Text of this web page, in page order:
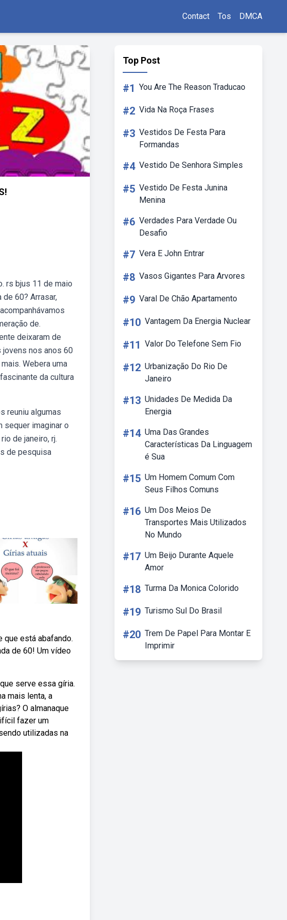
Contact Tos DMCA
rs bjus 11 de maio
60? Arrasar,
de.
deixaram de
nos anos 60
Webera uma
da cultura
reuniu algumas
sequer imaginar o
de janeiro, rj.
de pesquisa
que está abafando.
de 60! Um vídeo
serve essa gíria.
mais lenta, a
O almanaque
fazer um
utilizadas na
Top Post
#1 You Are The Reason Traducao
#2 Vida Na Roça Frases
#3 Vestidos De Festa Para
Formandas
#4 Vestido De Senhora Simples
#5 Vestido De Festa Junina
Menina
#6 Verdades Para Verdade Ou
Desafio
#7 Vera E John Entrar
#8 Vasos Gigantes Para Arvores
#9 Varal De Chão Apartamento
#10 Vantagem Da Energia Nuclear
#11 Valor Do Telefone Sem Fio
#12 Urbanização Do Rio De
Janeiro
#13 Unidades De Medida Da
Energia
#14 Uma Das Grandes
Características Da Linguagem
é Sua
#15 Um Homem Comum Com
Seus Filhos Comuns
#16 Um Dos Meios De
Transportes Mais Utilizados
No Mundo
#17 Um Beijo Durante Aquele
Amor
#18 Turma Da Monica Colorido
#19 Turismo Sul Do Brasil
#20 Trem De Papel Para Montar E
Imprimir